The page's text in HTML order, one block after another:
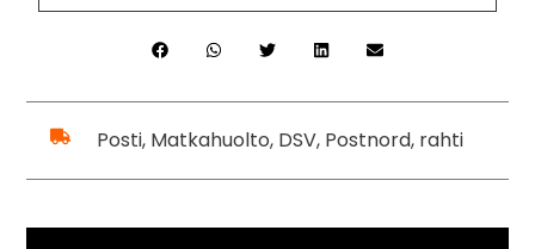
Posti, Matkahuolto, DSV, Postnord, rahti